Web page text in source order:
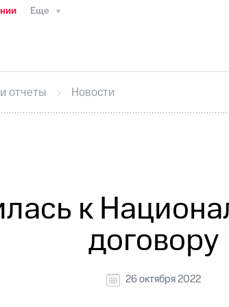
Еще
ИнтервьюФинансовая
секретарьРаскрытие
кабинет акционераАкционерный
отчеты Новости
к
договору
26 октября 2022